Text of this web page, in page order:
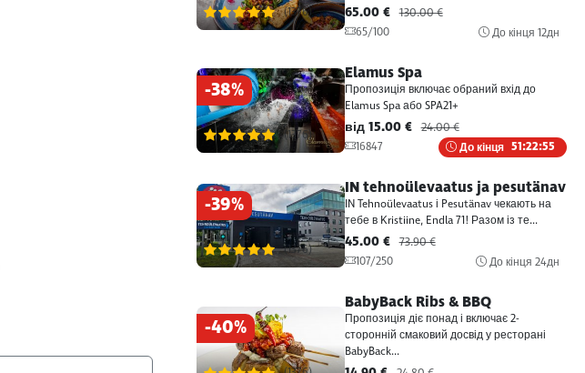
(1376) 65.00 € 130.00 €
65/100
До кінця12дн
-38%
(1376)
Elamus Spa
Пропозиція включає обраний вхід до
Elamus Spa або SPA21+
від 15.00 € 24.00 €
16847
До кінця 51:22:55
-39%
(1376)
IN tehnoülevaatus ja pesutänav
IN Tehnoülevaatus і Pesutänav чекають на
тебе в Kristiine, Endla 71! Разом із те...
45.00 € 73.90 €
107/250
До кінця24дн
-40%
BabyBack Ribs & BBQ
Пропозиція діє понад і включає 2-
сторонній смаковий досвід у ресторані
BabyBack...